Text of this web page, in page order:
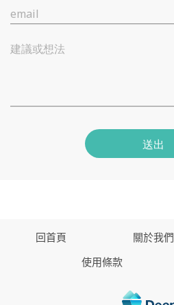
email
建議或想法
送出
回首頁 關於我們
使用條款